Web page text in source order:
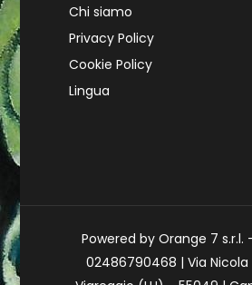
Chi siamo
Privacy Policy
Cookie Policy
Lingua
Powered by Orange 7 s.r.l. -
02486790468 | Via Nicola